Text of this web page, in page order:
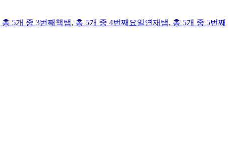
총 5개 중 3번째 책탭, 총 5개 중 4번째 요일연재 탭, 총 5개 중 5번째